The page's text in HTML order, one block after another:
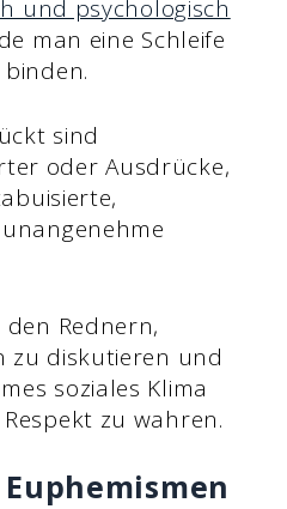
und psychologisch
man eine Schleife
sind
oder Ausdrücke,
den Rednern,
zu diskutieren und
soziales Klima
zu wahren.